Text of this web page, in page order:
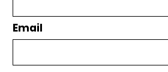
Email